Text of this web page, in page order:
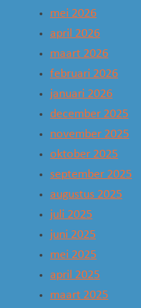
mei 2026
april 2026
maart 2026
februari 2026
januari 2026
december 2025
november 2025
oktober 2025
september 2025
augustus 2025
juli 2025
juni 2025
mei 2025
april 2025
maart 2025